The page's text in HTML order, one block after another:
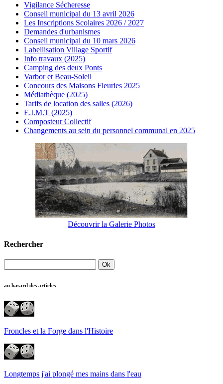
Vigilance Sécheresse
Conseil municipal du 13 avril 2026
Les Inscriptions Scolaires 2026 / 2027
Demandes d'urbanismes
Conseil municipal du 10 mars 2026
Labellisation Village Sportif
Info travaux (2025)
Camping des deux Ponts
Varbor et Beau-Soleil
Concours des Maisons Fleuries 2025
Médiathèque (2025)
Tarifs de location des salles (2026)
E.I.M.T (2025)
Composteur Collectif
Changements au sein du personnel communal en 2025
Découvrir la Galerie Photos
Rechercher
au hasard des articles
Froncles et la Forge dans l'Histoire
Longtemps j'ai plongé mes mains dans l'eau